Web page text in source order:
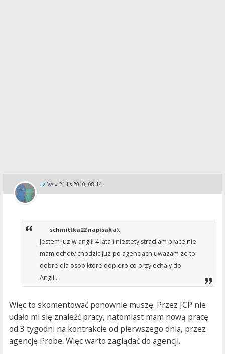
VA» 21 lis 2010, 08:14
schmittka22 napisał(a):
Jestem juz w anglii 4 lata i niestety stracilam prace,nie
mam ochoty chodzic juz po agencjach,uwazam ze to
dobre dla osob ktore dopiero co przyjechaly do
Anglii.
Więc to skomentować ponownie muszę. Przez JCP nie
udało mi się znaleźć pracy, natomiast mam nową pracę
od 3 tygodni na kontrakcie od pierwszego dnia, przez
agencję Probe. Więc warto zaglądać do agencji.